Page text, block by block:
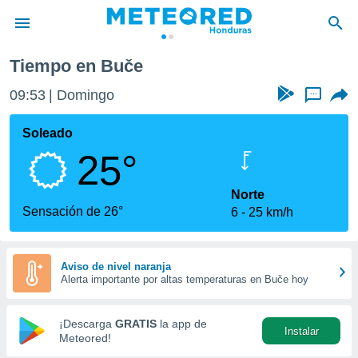
de
ha sido
calidad.
a este
las
y
forma
digital
basada
Tiempo en Buče
09:53 Domingo ...
Soleado
25°
Sensación de 26°
Norte
6
25 km/h
Aviso de nivel naranja
Alerta importante por altas temperaturas en Buče hoy
¡Descarga GRATIS la app de
Meteored!
Instalar